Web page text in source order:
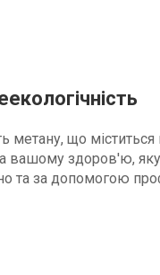
метану, що
вашому здоров'ю,
та за допомогою